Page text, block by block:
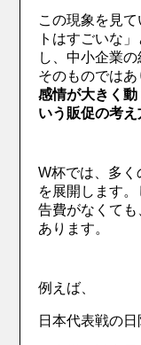
この現象を見
トはすごいな
し、中小企業
そのものでは
感情が大きく
いう販促の考え
W杯では、多
を展開します
告費がなくて
あります。
例えば、
日本代表戦の